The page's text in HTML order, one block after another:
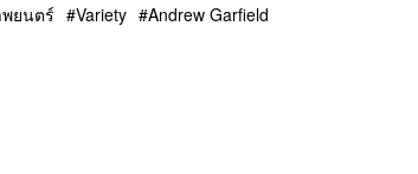
ยนตร์ Variety Andrew Garfield